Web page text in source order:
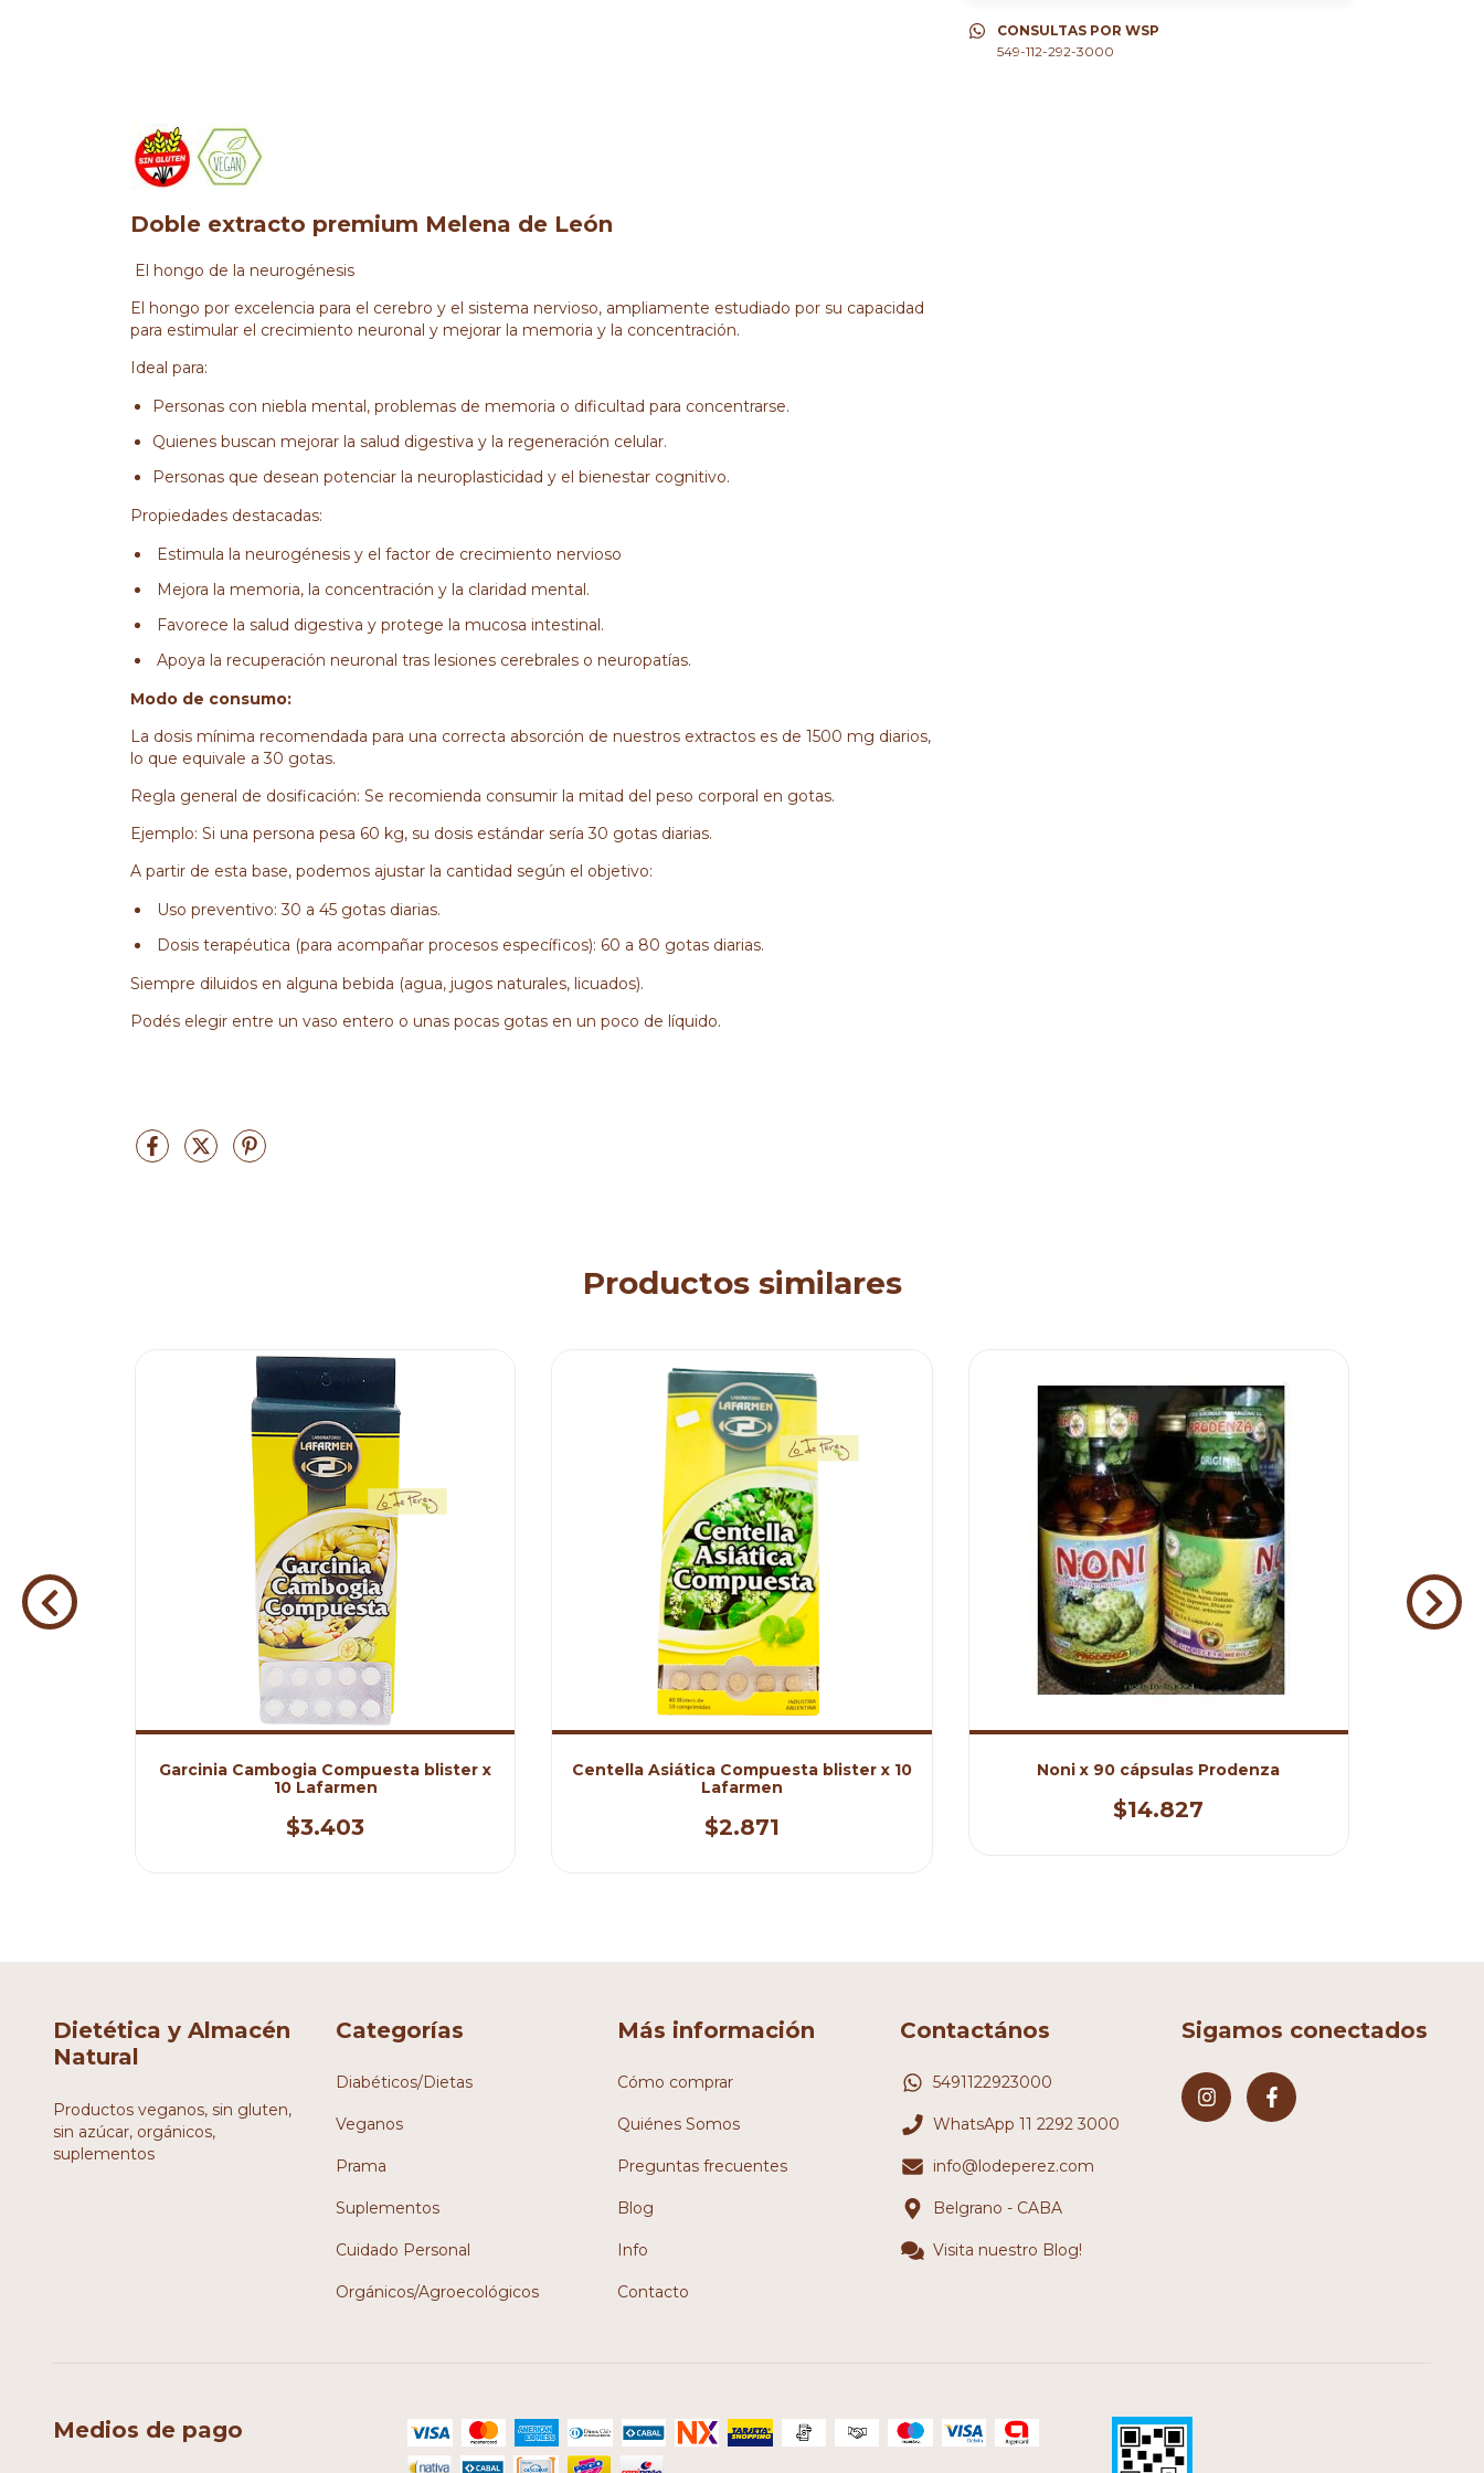
Doble extracto premium Melena de León
El hongo de la neurogénesis
El hongo por excelencia para el cerebro y el sistema nervioso, ampliamente estudiado por su capacidad
para estimular el crecimiento neuronal y mejorar la memoria y la concentración.
Ideal para:
Personas con niebla mental, problemas de memoria o dificultad para concentrarse.
Quienes buscan mejorar la salud digestiva y la regeneración celular.
Personas que desean potenciar la neuroplasticidad y el bienestar cognitivo.
Propiedades destacadas:
Estimula la neurogénesis y el factor de crecimiento nervioso
Mejora la memoria, la concentración y la claridad mental.
Favorece la salud digestiva y protege la mucosa intestinal.
Apoya la recuperación neuronal tras lesiones cerebrales o neuropatías.
Modo de consumo:
La dosis mínima recomendada para una correcta absorción de nuestros extractos es de 1500 mg diarios,
lo que equivale a 30 gotas.
Regla general de dosificación: Se recomienda consumir la mitad del peso corporal en gotas.
Ejemplo: Si una persona pesa 60 kg, su dosis estándar sería 30 gotas diarias.
A partir de esta base, podemos ajustar la cantidad según el objetivo:
Uso preventivo: 30 a 45 gotas diarias.
Dosis terapéutica (para acompañar procesos específicos): 60 a 80 gotas diarias.
Siempre diluidos en alguna bebida (agua, jugos naturales, licuados).
Podés elegir entre un vaso entero o unas pocas gotas en un poco de líquido.
CONSULTAS POR WSP
549-112-292-3000
Productos similares
Garcinia Cambogia Compuesta blister x
10 Lafarmen
$3.403
Centella Asiática Compuesta blister x 10
Lafarmen
$2.871
Noni x 90 cápsulas Prodenza
$14.827
Dietética y Almacén
Natural
Productos veganos, sin gluten,
sin azúcar, orgánicos,
suplementos
Categorías
Diabéticos/Dietas
Veganos
Prama
Suplementos
Cuidado Personal
Orgánicos/Agroecológicos
Más información
Cómo comprar
Quiénes Somos
Preguntas frecuentes
Blog
Info
Contacto
Contactános
5491122923000
WhatsApp 11 2292 3000
info@lodeperez.com
Belgrano - CABA
Visita nuestro Blog!
Sigamos conectados
Medios de pago